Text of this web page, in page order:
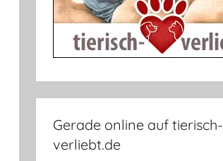
Gerade online auf tierisch-
verliebt.de